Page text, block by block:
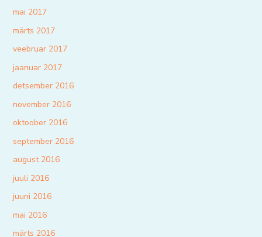
mai 2017
märts 2017
veebruar 2017
jaanuar 2017
detsember 2016
november 2016
oktoober 2016
september 2016
august 2016
juuli 2016
juuni 2016
mai 2016
märts 2016